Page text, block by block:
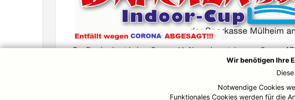
Der Drachenboot-Indoor-Cup am 28. November wird wegen Corona
Wir benötigen Ihre
Notwendige Cookies
Funktionales Cookies werden für die